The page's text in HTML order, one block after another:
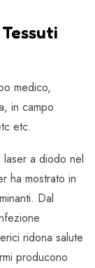
medico,
in campo
etc.
laser a diodo nel
ha mostrato in
Dal
ridona salute
producono